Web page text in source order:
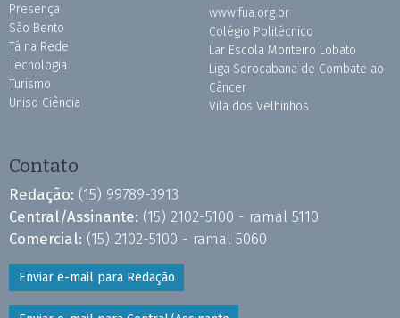
Presença
São Bento
Tá na Rede
Tecnologia
Turismo
Uniso Ciência
www.fua.org.br
Colégio Politécnico
Lar Escola Monteiro Lobato
Liga Sorocabana de Combate ao
Câncer
Vila dos Velhinhos
Contato
Redação: (15) 99789-3913
Central/Assinante: (15) 2102-5100 - ramal 5110
Comercial: (15) 2102-5100 - ramal 5060
Enviar e-mail para Redação